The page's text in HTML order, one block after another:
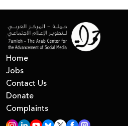
Home
Jobs
Contact Us
Donate
Complaints